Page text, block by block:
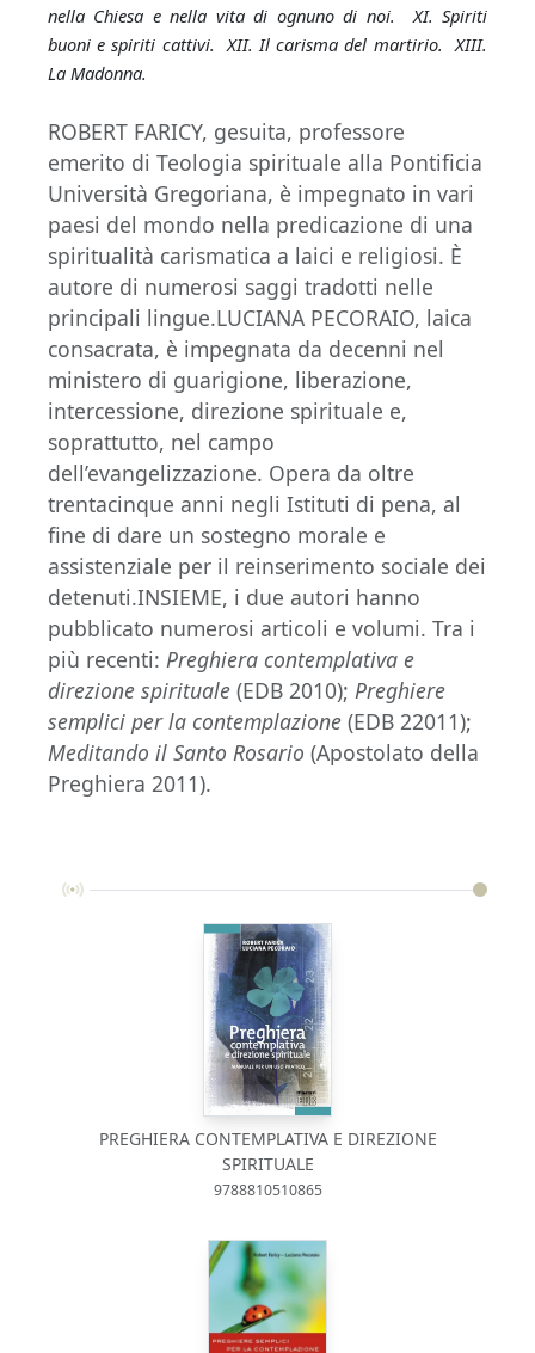
nella Chiesa e nella vita di ognuno di noi. XI. Spiriti
buoni e spiriti cattivi. XII. Il carisma del martirio. XIII.
La Madonna.
ROBERT FARICY, gesuita, professore
emerito di Teologia spirituale alla Pontificia
Università Gregoriana, è impegnato in vari
paesi del mondo nella predicazione di una
spiritualità carismatica a laici e religiosi. È
autore di numerosi saggi tradotti nelle
principali lingue.LUCIANA PECORAIO, laica
consacrata, è impegnata da decenni nel
ministero di guarigione, liberazione,
intercessione, direzione spirituale e,
soprattutto, nel campo
dell’evangelizzazione. Opera da oltre
trentacinque anni negli Istituti di pena, al
fine di dare un sostegno morale e
assistenziale per il reinserimento sociale dei
detenuti.INSIEME, i due autori hanno
pubblicato numerosi articoli e volumi. Tra i
più recenti: Preghiera contemplativa e
direzione spirituale (EDB 2010); Preghiere
semplici per la contemplazione (EDB 22011);
Meditando il Santo Rosario (Apostolato della
Preghiera 2011).
PREGHIERA CONTEMPLATIVA E DIREZIONE
SPIRITUALE
9788810510865